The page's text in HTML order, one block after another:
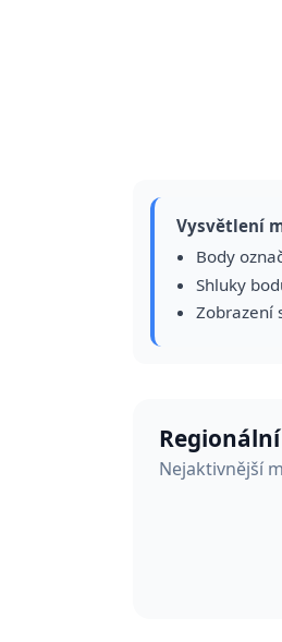
Vysvětlení
Body
Shluky
Zobrazení
Nejaktivnější